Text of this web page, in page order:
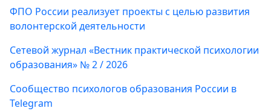
ФПО России реализует проекты с целью развития
волонтерской деятельности
Сетевой журнал «Вестник практической психологии
образования» № 2 / 2026
Сообщество психологов образования России в
Telegram